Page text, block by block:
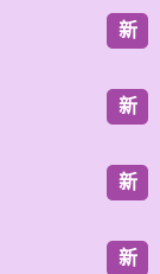
新
新
新
新